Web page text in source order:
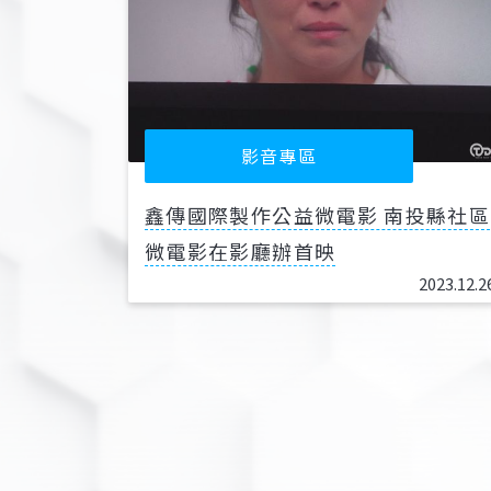
影音專區
鑫傳國際製作公益微電影 南投縣社區
微電影在影廳辦首映